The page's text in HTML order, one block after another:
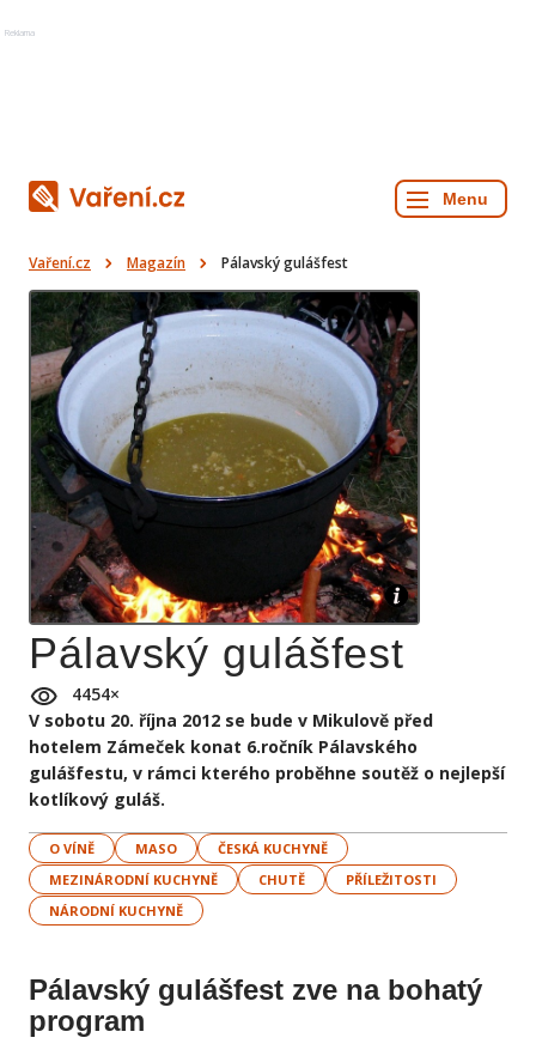
Reklama
Vaření.cz Magazín Pálavský gulášfest
Pálavský gulášfest
4454×
V sobotu 20. října 2012 se bude v Mikulově před
hotelem Zámeček konat 6.ročník Pálavského
gulášfestu, v rámci kterého proběhne soutěž o nejlepší
kotlíkový guláš.
O VÍNĚ MASO
ČESKÁ KUCHYNĚ
MEZINÁRODNÍ KUCHYNĚ
CHUTĚ
PŘÍLEŽITOSTI
NÁRODNÍ KUCHYNĚ
Pálavský gulášfest zve na bohatý
program